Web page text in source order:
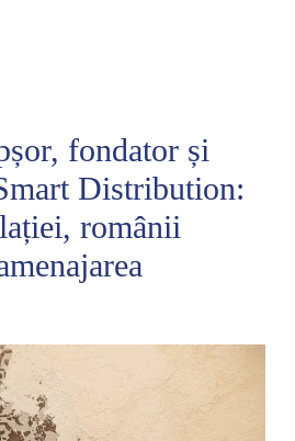
fondator și
Distribution:
românii